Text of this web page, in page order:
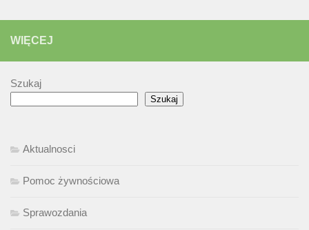
WIĘCEJ
Szukaj
Szukaj
Aktualnosci
Pomoc żywnościowa
Sprawozdania